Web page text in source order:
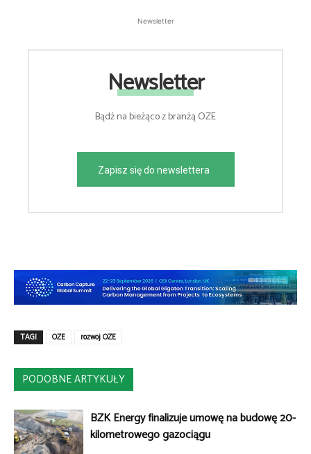
Newsletter
Newsletter
Bądź na bieżąco z branżą OZE
Zapisz się do newslettera
TAGI OZE rozwój OZE
PODOBNE ARTYKUŁY
BZK Energy finalizuje umowę na budowę 20-
kilometrowego gazociągu